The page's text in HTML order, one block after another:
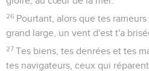
26 Pourtant, alors que tes
grand large, un vent d'est t'a
27 Tes biens, tes denrées et tes
tes navigateurs, ceux qui